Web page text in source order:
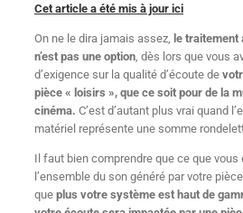
Cet article a été mis à jour ici
On ne le dira jamais assez, le traitement
n’est pas une option , dès lors que vous
d’exigence sur la qualité d’écoute de
pièce « loisirs », que ce soit pour de la
cinéma. C’est d’autant plus vrai quand
matériel représente une somme
Il faut bien comprendre que ce que vous
l’ensemble du son généré par votre
que plus votre système est haut de